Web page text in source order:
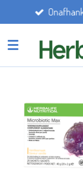
direct
naar
hoofdinhoud